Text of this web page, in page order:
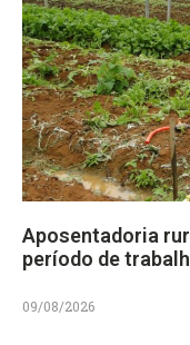
Aposentadoria
período de
09/08/2026